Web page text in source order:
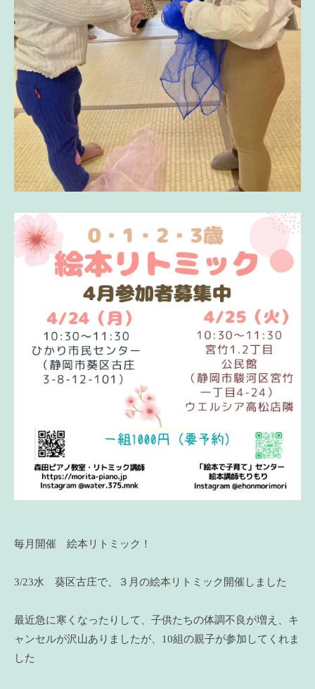
毎月開催 絵本リトミック！
3/23水 葵区古庄で、３月の絵本リトミック開催しました
最近急に寒くなったりして、子供たちの体調不良が増え、キ
ャンセルが沢山ありましたが、10組の親子が参加してくれま
した